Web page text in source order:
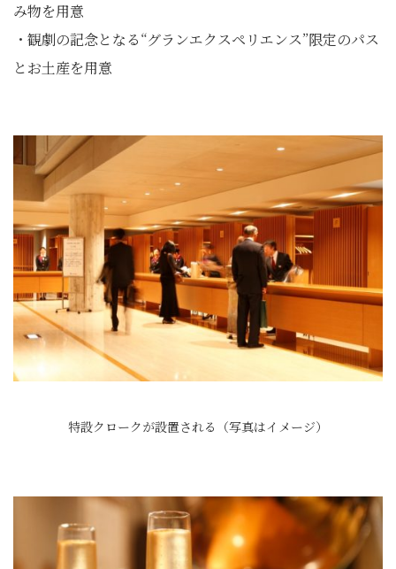
み物を用意
・観劇の記念となる“グランエクスペリエンス”限定のパス
とお土産を用意
特設クロークが設置される（写真はイメージ）